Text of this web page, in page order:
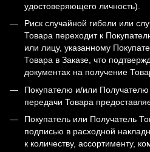
удостоверяющего личность).
Риск случайной гибели или
Товара переходит к
или лицу, указанному
Товара в Заказе, что
документах на получение
Покупателю и/или
передачи Товара
Покупатель или Получатель
подписью в расходной
к количеству, ассортименту,